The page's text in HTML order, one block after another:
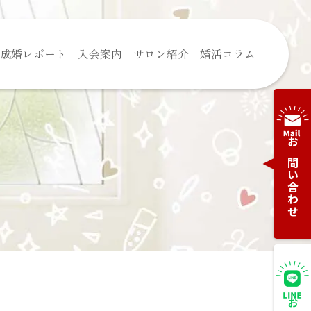
婚レポート 入会案内 サロン紹介 婚活コラム
お問い合わせ